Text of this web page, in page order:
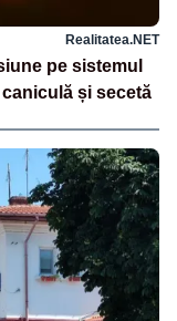
Realitatea.NET
pe sistemul
și secetă